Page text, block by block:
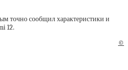
точно сообщил характеристики и
12.
©